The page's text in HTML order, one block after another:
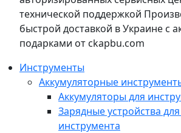
технической поддержкой
быстрой доставкой в Украине с
подарками от ckapbu.com
Инструменты
Аккумуляторные
Аккумуляторы для
Зарядные устройства
инструмента